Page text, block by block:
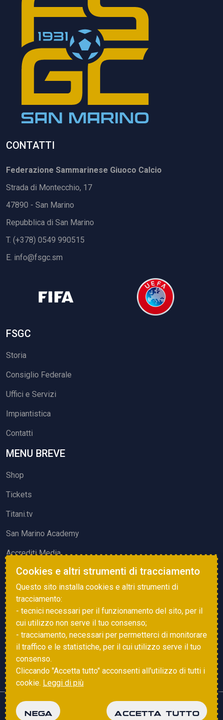
CONTATTI
Federazione Sammarinese Giuoco Calcio
Strada di Montecchio, 17
47890 - San Marino
Repubblica di San Marino
T. (+378) 0549 990515
E. info@fsgc.sm
FSGC
Storia
Consiglio Federale
Uffici e Servizi
Impiantistica
Contatti
MENU BREVE
Shop
Tickets
Titani.tv
San Marino Academy
Accrediti Media
ATTIVITÀ ED EVENTI
Squadre di Calcio
Associazione Sammarinese Arbitri
Vota gol e parata
Copyright © 2025 FSGC. Tutti i diritti riservati
Cookies e altri strumenti di tracciamento
Questo sito installa cookies e altri strumenti di
tracciamento:
- tecnici necessari per il funzionamento del sito, per il
cui utilizzo non serve il tuo consenso;
- tracciamento, necessari per permetterci di monitorare
il traffico e le statistiche, per il cui utilizzo serve il tuo
consenso.
Cliccando "Accetta tutto" acconsenti all'utilizzo di tutti i
cookie. Leggi di più
NEGA ACCETTA TUTTO